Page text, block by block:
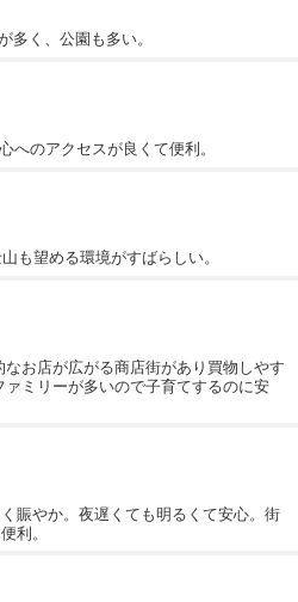
多く、公園も多い。
へのアクセスが良くて便利。
も望める環境がすばらしい。
お店が広がる商店街があり買物しやす
ァミリーが多いので子育てするのに安
賑やか。夜遅くても明るくて安心。街
利。